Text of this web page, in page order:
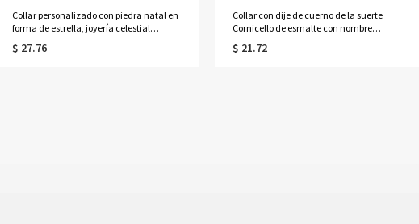
Collar personalizado con piedra natal en
forma de estrella, joyería celestial
delicada, regalo de cumpleaños/Día de
la Madre/Aniversario para
$ 27.76
Collar con dije de cuerno de la suerte
Cornicello de esmalte con nombre
personalizado de lado, collar con
nombre de chile, regalo de cumpleaños
$ 21.72